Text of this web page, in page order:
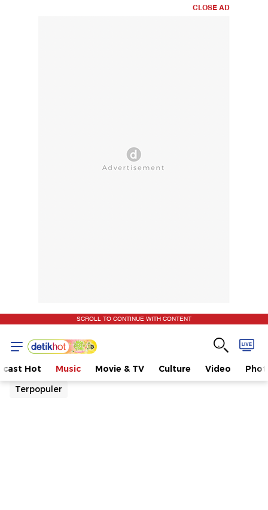
CLOSE AD
SCROLL TO CONTINUE WITH CONTENT
Hot Music Movie & TV Culture Video
Terpopuler